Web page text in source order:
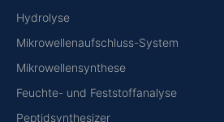
Hydrolyse
Mikrowellenaufschluss-System
Mikrowellensynthese
Feuchte- und Feststoffanalyse
Peptidsynthesizer